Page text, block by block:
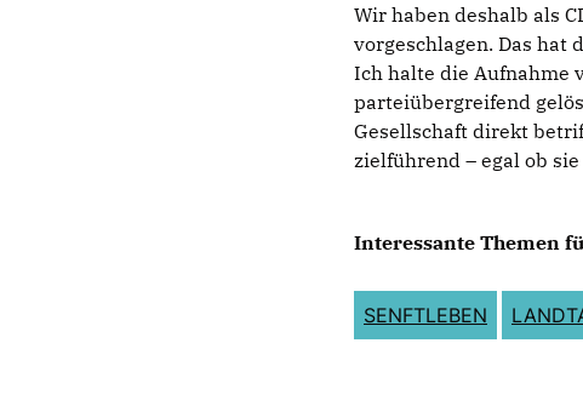
Wir haben deshalb als
vorgeschlagen. Das hat
Ich halte die Aufnahme
parteiübergreifend
Gesellschaft direkt
zielführend – egal ob
Interessante Themen
SENFTLEBEN